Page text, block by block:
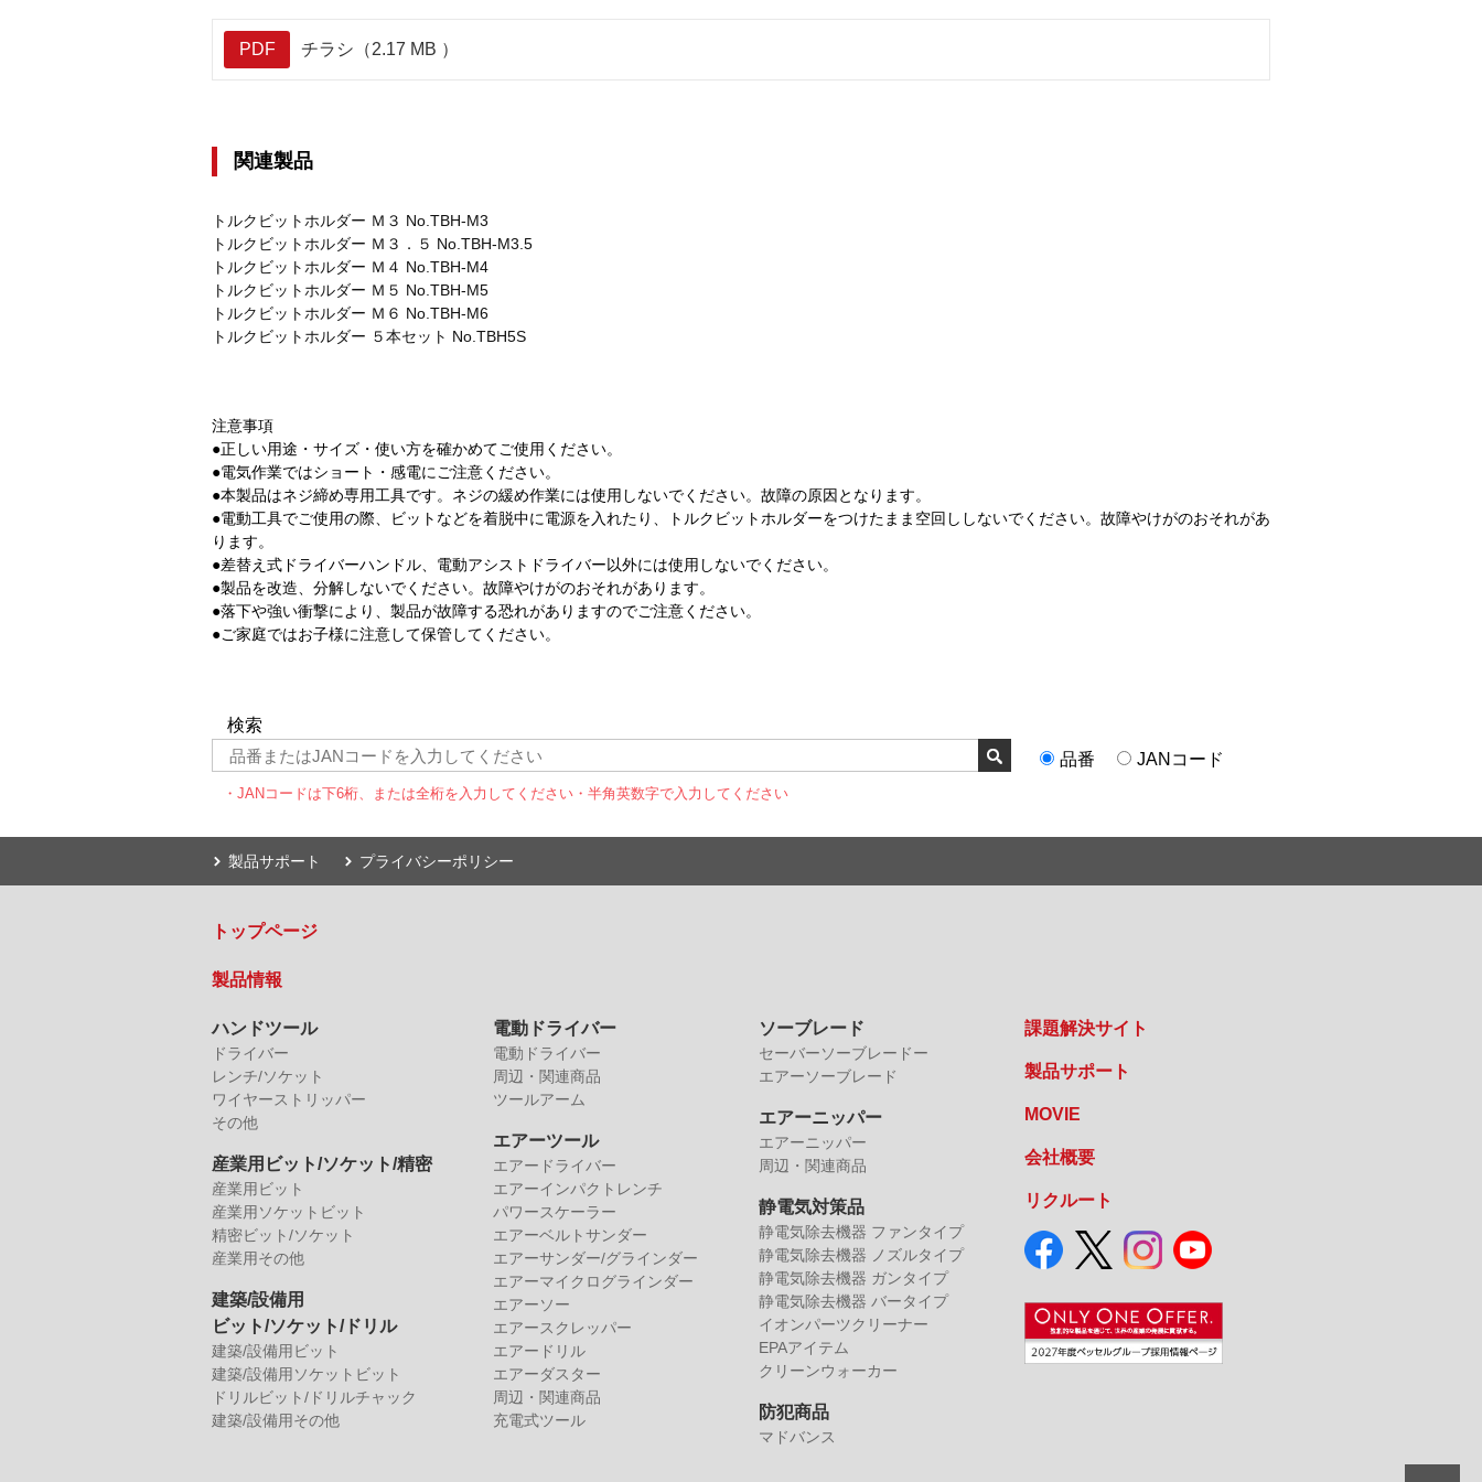
PDF チラシ（2.17 MB ）
関連製品
トルクビットホルダー Ｍ３ No.TBH-M3
トルクビットホルダー Ｍ３．５ No.TBH-M3.5
トルクビットホルダー Ｍ４ No.TBH-M4
トルクビットホルダー Ｍ５ No.TBH-M5
トルクビットホルダー Ｍ６ No.TBH-M6
トルクビットホルダー ５本セット No.TBH5S
注意事項
●正しい用途・サイズ・使い方を確かめてご使用ください。
●電気作業ではショート・感電にご注意ください。
●本製品はネジ締め専用工具です。ネジの緩め作業には使用しないでください。故障の原因となります。
●電動工具でご使用の際、ビットなどを着脱中に電源を入れたり、トルクビットホルダーをつけたまま空回ししないでください。故障やけがのおそれがあ
ります。
●差替え式ドライバーハンドル、電動アシストドライバー以外には使用しないでください。
●製品を改造、分解しないでください。故障やけがのおそれがあります。
●落下や強い衝撃により、製品が故障する恐れがありますのでご注意ください。
●ご家庭ではお子様に注意して保管してください。
検索
品番
JANコード
・JANコードは下6桁、または全桁を入力してください ・半角英数字で入力してください
製品サポート プライバシーポリシー
トップページ
製品情報
ハンドツール
ドライバー
レンチ/ソケット
ワイヤーストリッパー
その他
産業用ビット/ソケット/精密
産業用ビット
産業用ソケットビット
精密ビット/ソケット
産業用その他
建築/設備用
ビット/ソケット/ドリル
建築/設備用ビット
建築/設備用ソケットビット
ドリルビット/ドリルチャック
建築/設備用その他
電動ドライバー
電動ドライバー
周辺・関連商品
ツールアーム
エアーツール
エアードライバー
エアーインパクトレンチ
パワースケーラー
エアーベルトサンダー
エアーサンダー/グラインダー
エアーマイクログラインダー
エアーソー
エアースクレッパー
エアードリル
エアーダスター
周辺・関連商品
充電式ツール
ソーブレード
セーバーソーブレードー
エアーソーブレード
エアーニッパー
エアーニッパー
周辺・関連商品
静電気対策品
静電気除去機器 ファンタイプ
静電気除去機器 ノズルタイプ
静電気除去機器 ガンタイプ
静電気除去機器 バータイプ
イオンパーツクリーナー
EPAアイテム
クリーンウォーカー
防犯商品
マドバンス
課題解決サイト
製品サポート
MOVIE
会社概要
リクルート